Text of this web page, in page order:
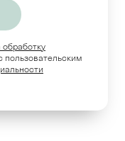
пользовательским